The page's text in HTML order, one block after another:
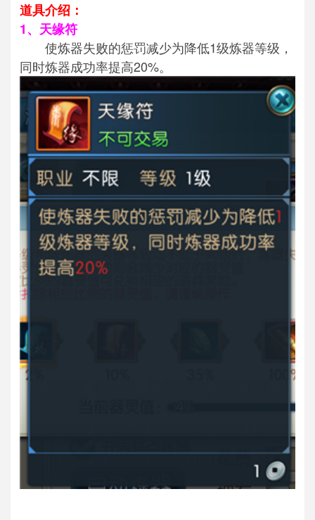
道具介绍：
1、天缘符
使炼器失败的惩罚减少为降低1级炼器等级，
同时炼器成功率提高20%。